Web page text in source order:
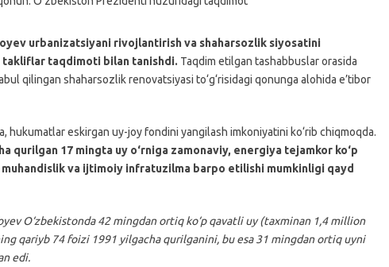
urbanizatsiyani rivojlantirish va shaharsozlik siyosatini
takliflar taqdimoti bilan tanishdi. Taqdim etilgan tashabbuslar orasida
qilingan shaharsozlik renovatsiyasi to‘g‘risidagi qonunga alohida e’tibor
hukumatlar eskirgan uy-joy fondini yangilash imkoniyatini ko‘rib chiqmoqda.
qurilgan 17 mingta uy o‘rniga zamonaviy, energiya tejamkor ko‘p
va ijtimoiy infratuzilma barpo etilishi mumkinligi qayd
O‘zbekistonda 42 mingdan ortiq ko‘p qavatli uy (taxminan 1,4 million
qariyb 74 foizi 1991 yilgacha qurilganini, bu esa 31 mingdan ortiq uyni
edi.